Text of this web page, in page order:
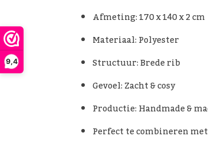
9,4
Afmeting: 170 x 140 x 2 cm
Materiaal: Polyester
Structuur: Brede rib
Gevoel: Zacht & cosy
Productie: Handmade &
Perfect te combineren